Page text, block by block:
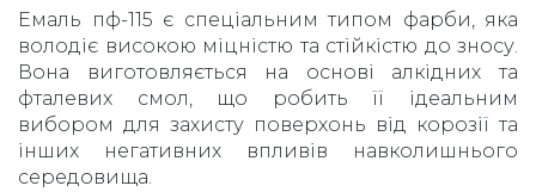
Емаль пф-115 є спеціальним типом фарби, яка
володіє високою міцністю та стійкістю до зносу.
Вона виготовляється на основі алкідних та
фталевих смол, що робить її ідеальним
вибором для захисту поверхонь від корозії та
інших негативних впливів навколишнього
середовища.